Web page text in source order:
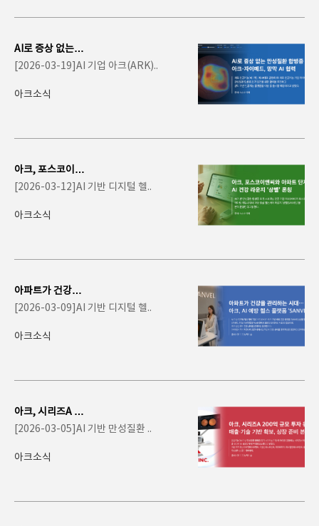
AI로 증상 없는 만
성질환 합병증 찾
는다… 아크-자
이..
[2026-03-19]AI 기업 아크(ARK)..
아크소식
아크, 포스코이앤
씨와 아파트 단지
내 AI 건강 라운
지..
[2026-03-12]AI 기반 디지털 헬..
아크소식
아파트가 건강을
관리하는 시대…
아크, AI 예방 헬
스..
[2026-03-09]AI 기반 디지털 헬..
아크소식
아크, 시리즈A 20
0억 투자 유치…
의료 AI 스크리닝
사..
[2026-03-05]AI 기반 만성질환 ..
아크소식